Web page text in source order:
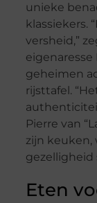
unieke
klassiekers.
versheid,”
eigenaresse
geheimen
rijsttafel.
Pierre van
zijn keuken,
gezelligheid
Eten